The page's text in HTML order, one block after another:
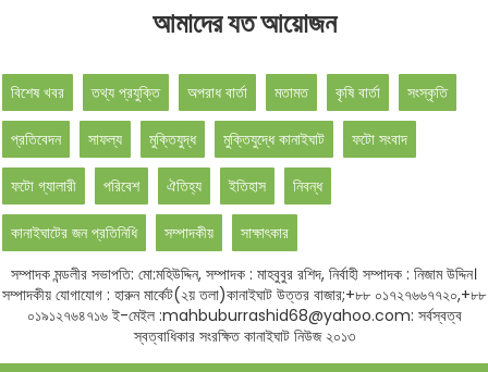
আমাদের যত আয়োজন
বিশেষ খবর তথ্য প্রযুক্তি অপরাধ বার্তা মতামত কৃষি বার্তা সংস্কৃতি
প্রতিবেদন সাফল্য মুক্তিযুদ্ধ মুক্তিযুদ্ধে কানাইঘাট ফটো সংবাদ
ফটো গ্যালারী পরিবেশ ঐতিহ্য ইতিহাস নিবন্ধ
কানাইঘাটের জন প্রতিনিধি সম্পাদকীয়
সাক্ষাৎকার
সম্পাদক মন্ডলীর সভাপতি: মো:মহিউদ্দিন, সম্পাদক : মাহবুবুর রশিদ, নির্বাহী সম্পাদক : নিজাম উদ্দিন।
সম্পাদকীয় যোগাযোগ : হারুন মার্কেট(২য় তলা)কানাইঘাট উত্তর বাজার;+৮৮ ০১৭২৭৬৬৭৭২০,+৮৮
০১৯১২৭৬৪৭১৬ ই-মেইল :mahbuburrashid68@yahoo.com: সর্বস্বত্ব
স্বত্বাধিকার সংরক্ষিত কানাইঘাট নিউজ ২০১৩